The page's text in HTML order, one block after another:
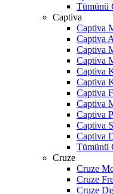
Tümünü
Captiva
Captiva
Captiva
Captiva
Captiva
Captiva
Captiva
Captiva
Captiva
Captiva
Captiva
Captiva
Tümünü
Cruze
Cruze
Cruze
Cruze